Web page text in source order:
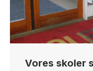
Vores skoler